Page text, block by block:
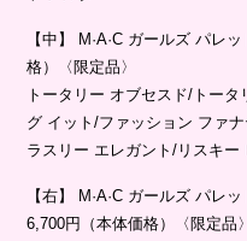
【中】 M·A·C ガールズ パレ
格）〈限定品〉
トータリー オブセスド/トー
グ イット/ファッション ファ
ラスリー エレガント/リスキ
【右】 M·A·C ガールズ パレ
6,700円（本体価格）〈限定品〉